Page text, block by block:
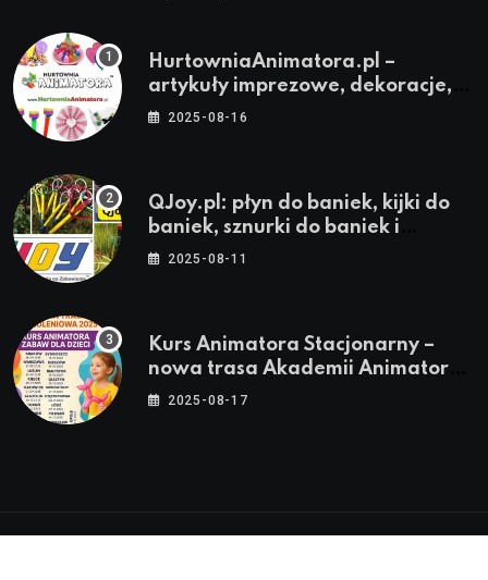
HurtowniaAnimatora.pl –
artykuły imprezowe, dekoracje,
stroje i akcesoria dla animatorów
2025-08-16
QJoy.pl: płyn do baniek, kijki do
baniek, sznurki do baniek i
zestawy do baniek
2025-08-11
Kurs Animatora Stacjonarny –
nowa trasa Akademii Animatora
– jesień 2025
2025-08-17